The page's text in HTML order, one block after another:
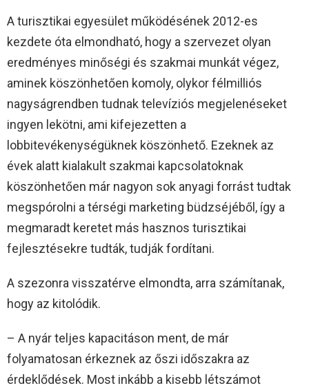
A turisztikai egyesület működésének 2012-es
kezdete óta elmondható, hogy a szervezet olyan
eredményes minőségi és szakmai munkát végez,
aminek köszönhetően komoly, olykor félmilliós
nagyságrendben tudnak televíziós megjelenéseket
ingyen lekötni, ami kifejezetten a
lobbitevékenységüknek köszönhető. Ezeknek az
évek alatt kialakult szakmai kapcsolatoknak
köszönhetően már nagyon sok anyagi forrást tudtak
megspórolni a térségi marketing büdzséjéből, így a
megmaradt keretet más hasznos turisztikai
fejlesztésekre tudták, tudják fordítani.
A szezonra visszatérve elmondta, arra számítanak,
hogy az kitolódik.
– A nyár teljes kapacitáson ment, de már
folyamatosan érkeznek az őszi időszakra az
érdeklődések. Most inkább a kisebb létszámot